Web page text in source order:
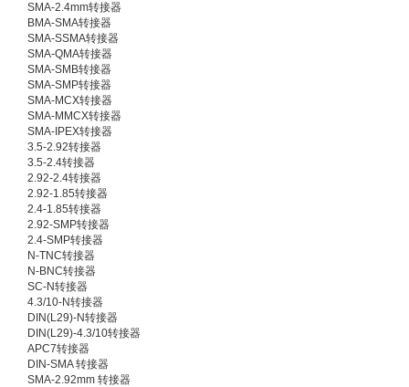
SMA-2.4mm转接器
BMA-SMA转接器
SMA-SSMA转接器
SMA-QMA转接器
SMA-SMB转接器
SMA-SMP转接器
SMA-MCX转接器
SMA-MMCX转接器
SMA-IPEX转接器
3.5-2.92转接器
3.5-2.4转接器
2.92-2.4转接器
2.92-1.85转接器
2.4-1.85转接器
2.92-SMP转接器
2.4-SMP转接器
N-TNC转接器
N-BNC转接器
SC-N转接器
4.3/10-N转接器
DIN(L29)-N转接器
DIN(L29)-4.3/10转接器
APC7转接器
DIN-SMA 转接器
SMA-2.92mm 转接器